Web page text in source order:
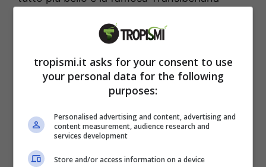
attraversa tutto l’Altopiano delle Cinquemiglia,
che nel periodo natalizio diventa un viaggio di
Natale.
tropismi.it asks for your consent to use
your personal data for the following
purposes:
Personalised advertising and content, advertising and
content measurement, audience research and
services development
Store and/or access information on a device